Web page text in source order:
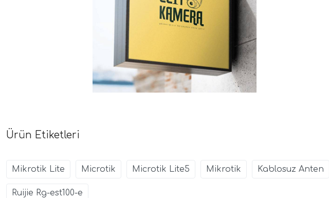
Ürün Etiketleri
Mikrotik Lite Microtik Microtik Lite5 Mikrotik Kablosuz Anten
Ruijie Rg-est100-e